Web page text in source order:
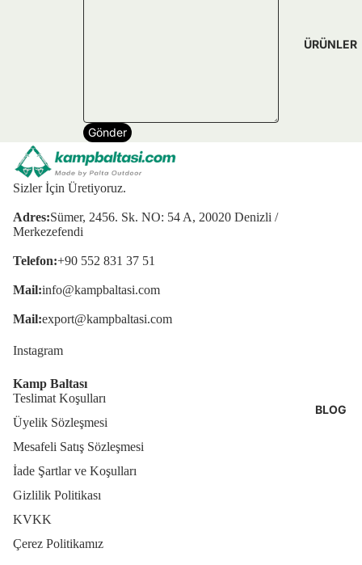
ÜRÜNLER
BLOG
Gönder
Sizler İçin Üretiyoruz.
Adres:Sümer, 2456. Sk. NO: 54 A, 20020 Denizli /
Merkezefendi
Telefon:+90 552 831 37 51
Mail:info@kampbaltasi.com
Mail:export@kampbaltasi.com
Instagram
Kamp Baltası
Teslimat Koşulları
Üyelik Sözleşmesi
Mesafeli Satış Sözleşmesi
İade Şartlar ve Koşulları
Gizlilik Politikası
KVKK
Çerez Politikamız